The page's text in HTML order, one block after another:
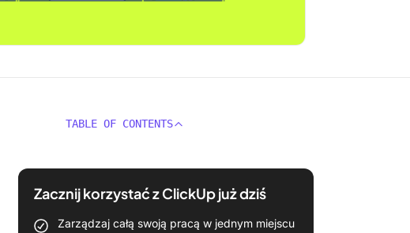
TABLE OF CONTENTS
Zacznij korzystać z ClickUp już dziś
Zarządzaj całą swoją pracą w jednym miejscu